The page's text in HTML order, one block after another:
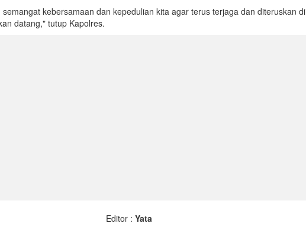
kebersamaan dan kepedulian kita agar terus terjaga dan diteruskan di
datang," tutup Kapolres.
Editor :Yata